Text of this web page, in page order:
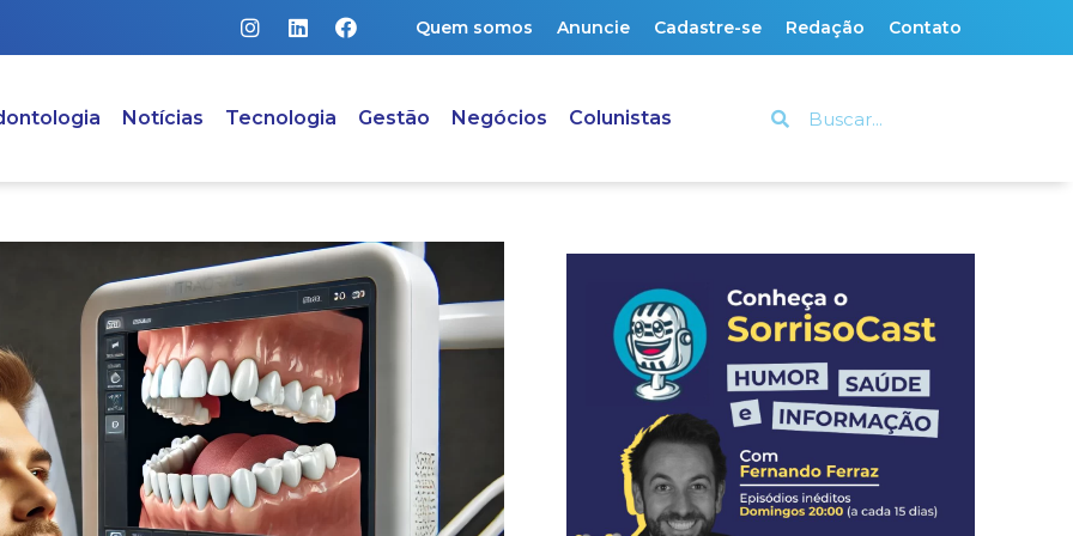
Quem somos Anuncie Cadastre-se Redação Contato
Notícias Tecnologia Gestão Negócios Colunistas